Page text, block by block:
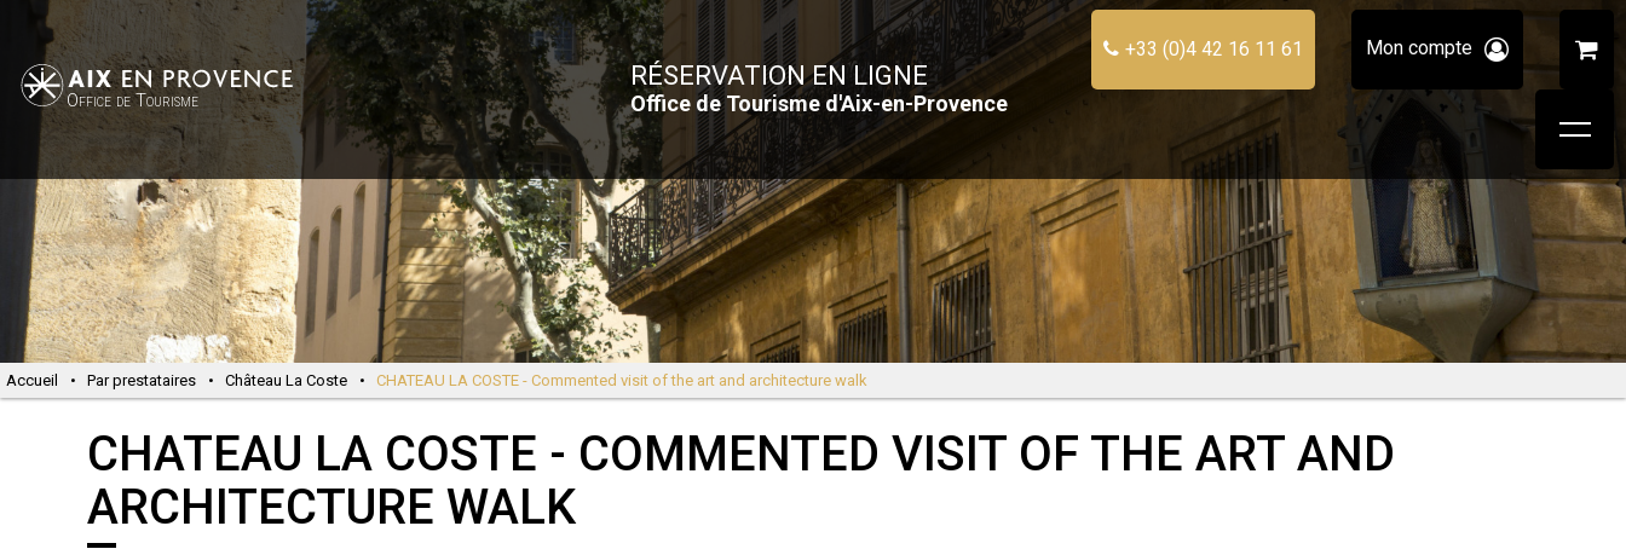
Office de Tourisme
RÉSERVATION EN LIGNE
Office de Tourisme d'Aix-en-Provence
+33 (0)4 42 16 11 61 Mon compte
Accueil • Par prestataires • Château La Coste • CHATEAU LA COSTE - Commented visit of the art and architecture walk
CHATEAU LA COSTE - COMMENTED VISIT OF THE ART AND
ARCHITECTURE WALK